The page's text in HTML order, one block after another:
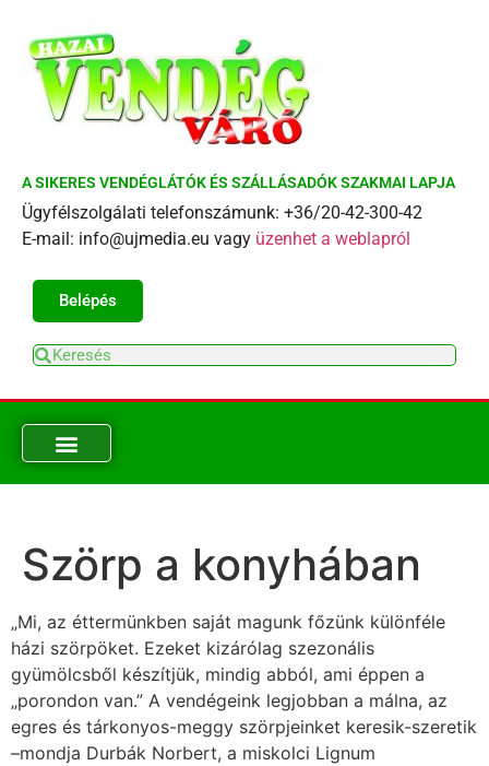
A SIKERES VENDÉGLÁTÓK ÉS SZÁLLÁSADÓK SZAKMAI LAPJA
Ügyfélszolgálati telefonszámunk: +36/20-42-300-42
E-mail: info@ujmedia.eu vagy üzenhet a weblapról
Belépés
Szörp a konyhában
„Mi, az éttermünkben saját magunk főzünk különféle
házi szörpöket. Ezeket kizárólag szezonális
gyümölcsből készítjük, mindig abból, ami éppen a
„porondon van.” A vendégeink legjobban a málna, az
egres és tárkonyos-meggy szörpjeinket keresik-szeretik
–mondja Durbák Norbert, a miskolci Lignum